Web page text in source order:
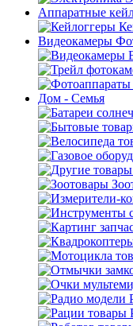
Аппаратные
Видеокамеры
Дом - Семья